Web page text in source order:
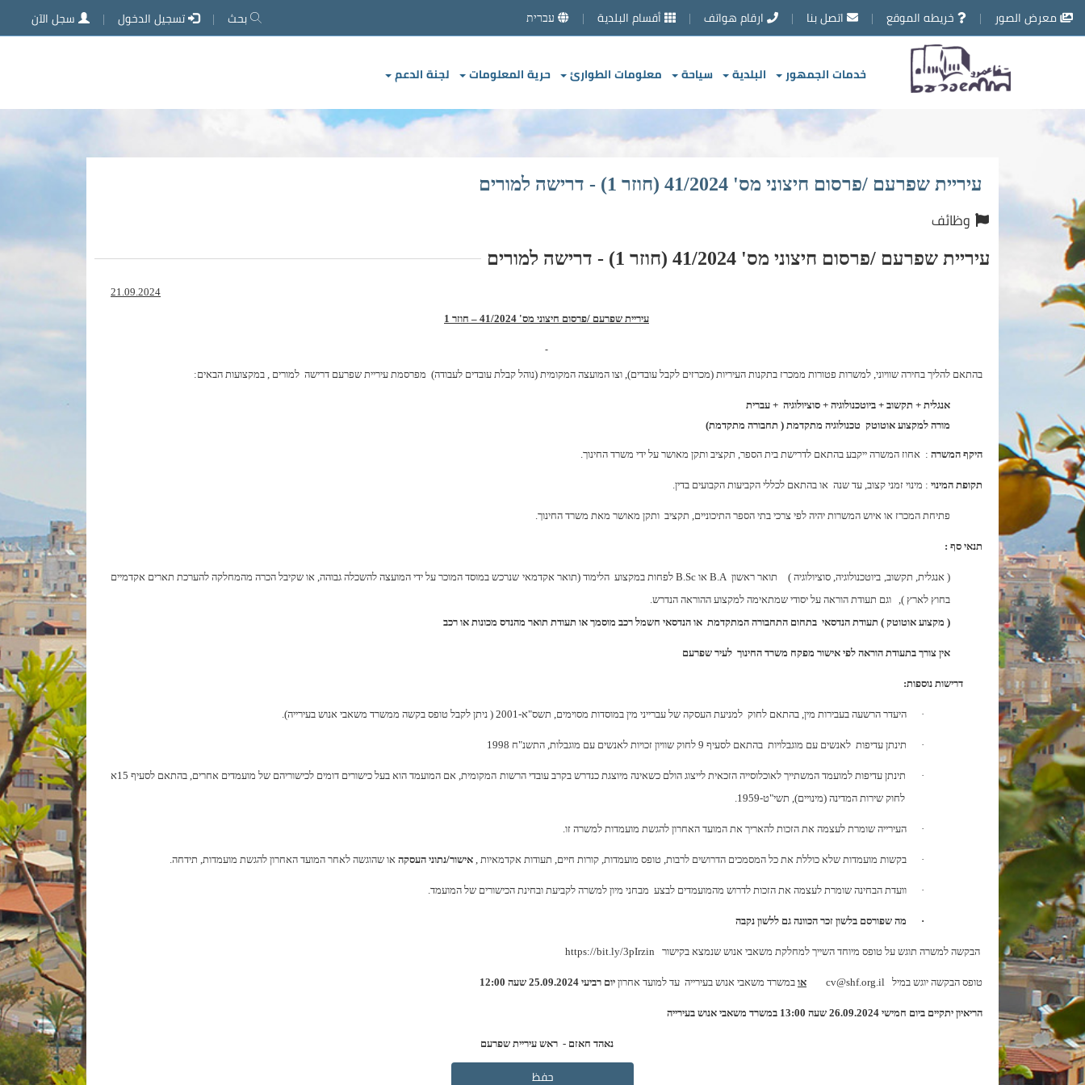
تخطي
إلى
محتوى
معرض الصور خريطه الموقع اتصل بنا ارقام هواتف أقسام البلدية עברית بحث تسجيل الدخول سجل الآن
خدمات الجمهور البلدية سياحة معلومات الطوارئ حرية المعلومات لجنة الدعم
עיריית שפרעם /פרסום חיצוני מס' 41/2024 (חוזר 1) - דרישה למורים
وظائف
עיריית שפרעם /פרסום חיצוני מס' 41/2024 (חוזר 1) - דרישה למורים
21.09.2024
עיריית שפרעם /פרסום חיצוני מס'41/2024 – חוזר 1
בהתאם להליך בחירה שוויוני, למשרות פטורות ממכרז בתקנות העיריות (מכרזים לקבל עובדים), וצו המועצה המקומית (נוהל קבלת עובדים לעבודה) מפרסמת עיריית שפרעם דרישה למורים , במקצועות הבאים:
אנגלית + תקשוב + ביוטכנולוגיה + סוציולוגיה + עברית
מורה למקצוע אוטוטק טכנולוגיה מתקדמת (
תחבורה מתקדמת)
היקף המשרה: אחוז המשרה ייקבע בהתאם לדרישת בית הספר, תקציב ותקן מאושר על ידי משרד החינוך.
תקופת המינוי: מינוי זמני קצוב, עד שנה או בהתאם לכללי הקביעות הקבועים בדין.
פתיחת המכרז או איוש המשרות יהיה לפי צרכי בתי הספר התיכוניים, תקציב ותקן מאושר מאת משרד החינוך.
תנאי סף :
( אנגלית, תקשוב, ביוטכנולוגיה, סוציולוגיה ) תואר ראשון
B.AאוB.Sc
לפחות במקצוע הלימוד (תואר אקדמאי שנרכש במוסד המוכר על ידי המועצה להשכלה גבוהה, או שקיבל הכרה מהמחלקה להערכת תארים אקדמיים
בחוץ לארץ ), וגם תעודת הוראה על יסודי שמתאימה למקצוע ההוראה הנדרש.
( מקצוע אוטוטק ) תעודת הנדסאי בתחום התחבורה המתקדמת או הנדסאי חשמל רכב מוסמך או תעודת תואר מהנדס מכונות או רכב
אין צורך בתעודת הוראה לפי אישור מפקח משרד החינוך לעיר שפרעם
דרישות נוספות:
·
היעדר הרשעה בעבירות מין, בהתאם לחוק למניעת העסקה של עברייני מין במוסדות מסוימים, תשס"א-2001 ( ניתן לקבל טופס בקשה ממשרד משאבי אנוש בעירייה).
·
תינתן עדיפות לאנשים עם מוגבלויות בהתאם לסעיף 9 לחוק שוויון זכויות לאנשים עם מוגבלות, התשנ"ח 1998
·
תינתן עדיפות למועמד המשתייך לאוכלוסייה הזכאית לייצוג הולם כשאינה מיוצגת כנדרש בקרב עובדי הרשות המקומית, אם המועמד הוא בעל כישורים דומים לכישוריהם של מועמדים אחרים, בהתאם לסעיף 15א
לחוק שירות המדינה (מינויים), תשי"ט-1959.
·
העירייה שומרת לעצמה את הזכות להאריך את המועד האחרון להגשת מועמדות למשרה זו.
·
בקשות מועמדות שלא כוללת את כל המסמכים הדרושים לרבות, טופס מועמדות, קורות חיים, תעודות אקדמאיות ,אישור/נתוני העסקהאו שהוגשה לאחר המועד האחרון להגשת מועמדות, תידחה.
·
וועדת הבחינה שומרת לעצמה את הזכות לדרוש מהמועמדים לבצע מבחני מיון למשרה לקביעת ובחינת הכישורים של המועמד.
·
מה שפורסם בלשון זכר הכוונה גם ללשון נקבה
הבקשה למשרה תוגש על טופס מיוחד השייך למחלקת משאבי אנוש שנמצא בקישור https://bit.ly/3pIrzin
טופס הבקשה יוגש במיל cv@shf.org.il אובמשרד משאבי אנוש בעירייה עד למועד אחרוןיום רביעי 25.09.2024 שעה 12:00
הריאיון יתקיים ביום חמישי 26.09.2024 שעה 13:00 במשרד משאבי אנוש בעירייה
נאהד חאזם - ראש עיריית שפרעם
حفظ